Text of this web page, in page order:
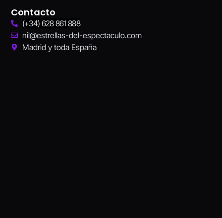
Contacto
(+34) 628 861 888
nil@estrellas-del-espectaculo.com
Madrid y toda España